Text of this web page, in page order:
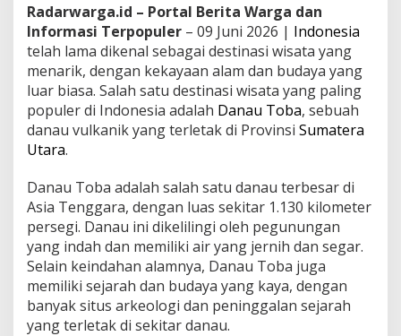
Radarwarga.id – Portal Berita Warga dan
Informasi Terpopuler – 09 Juni 2026 | Indonesia
telah lama dikenal sebagai destinasi wisata yang
menarik, dengan kekayaan alam dan budaya yang
luar biasa. Salah satu destinasi wisata yang paling
populer di Indonesia adalah Danau Toba, sebuah
danau vulkanik yang terletak di Provinsi Sumatera
Utara.
Danau Toba adalah salah satu danau terbesar di
Asia Tenggara, dengan luas sekitar 1.130 kilometer
persegi. Danau ini dikelilingi oleh pegunungan
yang indah dan memiliki air yang jernih dan segar.
Selain keindahan alamnya, Danau Toba juga
memiliki sejarah dan budaya yang kaya, dengan
banyak situs arkeologi dan peninggalan sejarah
yang terletak di sekitar danau.